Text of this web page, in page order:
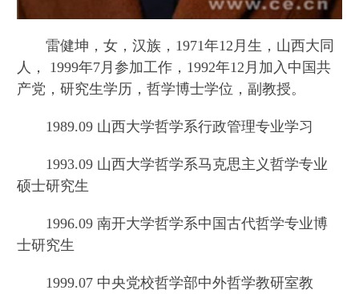
雷健坤，女，汉族，1971年12月生，山西大同
人， 1999年7月参加工作，1992年12月加入中国共
产党，研究生学历，哲学博士学位，副教授。
1989.09 山西大学哲学系行政管理专业学习
1993.09 山西大学哲学系马克思主义哲学专业
硕士研究生
1996.09 南开大学哲学系中国古代哲学专业博
士研究生
1999.07 中央党校哲学部中外哲学教研室教